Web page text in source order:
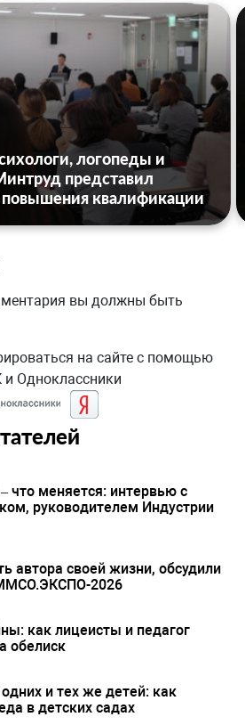
логопеды и
представил
квалификации
вы должны быть
на сайте с помощью
и Одноклассники
что меняется: интервью с
руководителем Индустрии
автора своей жизни, обсудили
2026
как лицеисты и педагог
обелиск
и тех же детей: как
в детских садах